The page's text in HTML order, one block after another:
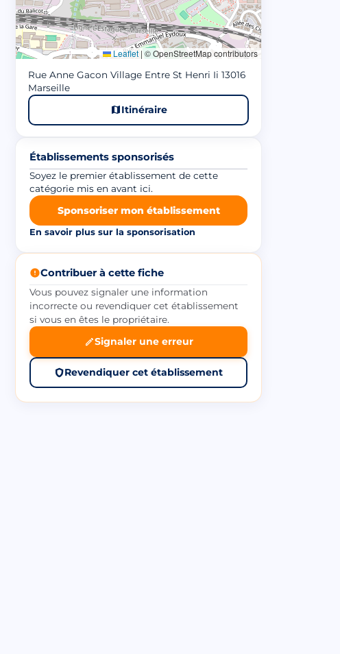
Leaflet | © OpenStreetMap contributors
Rue Anne Gacon Village Entre St Henri Ii 13016
Marseille
Itinéraire
Établissements sponsorisés
Soyez le premier établissement de cette
catégorie mis en avant ici.
Sponsoriser mon établissement
En savoir plus sur la sponsorisation
Contribuer à cette fiche
Vous pouvez signaler une information
incorrecte ou revendiquer cet établissement
si vous en êtes le propriétaire.
Signaler une erreur
Revendiquer cet établissement